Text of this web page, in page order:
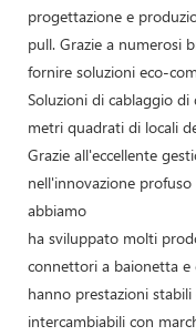
progettazione e
pull. Grazie a numerosi
fornire soluzioni eco-
Soluzioni di cablaggio
metri quadrati di locali
Grazie all'eccellente
nell'innovazione
abbiamo
ha sviluppato molti
connettori a baionetta
hanno prestazioni
intercambiabili con